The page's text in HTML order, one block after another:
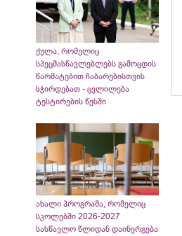
ქულა, რომელიც
სპეცმასწავლებლებს გამოცდის
წარმატებით ჩაბარებისთვის
სჭირდებათ - ცვლილება
ტესტირების წესში
ახალი პროგრამა, რომელიც
სკოლებში 2026-2027
სასწავლო წლიდან დაინერგება